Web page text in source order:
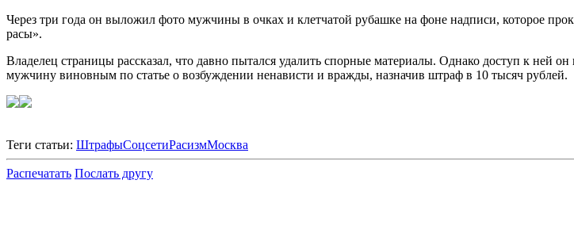
Через три года он выложил фото мужчины в очках и клетчатой рубашке на фоне надписи, которое
расы».
Владелец страницы рассказал, что давно пытался удалить спорные материалы. Однако доступ к ней
мужчину виновным по статье о возбуждении ненависти и вражды, назначив штраф в 10 тысяч рублей.
Теги статьи: ШтрафыСоцсетиРасизмМосква
Распечатать Послать другу